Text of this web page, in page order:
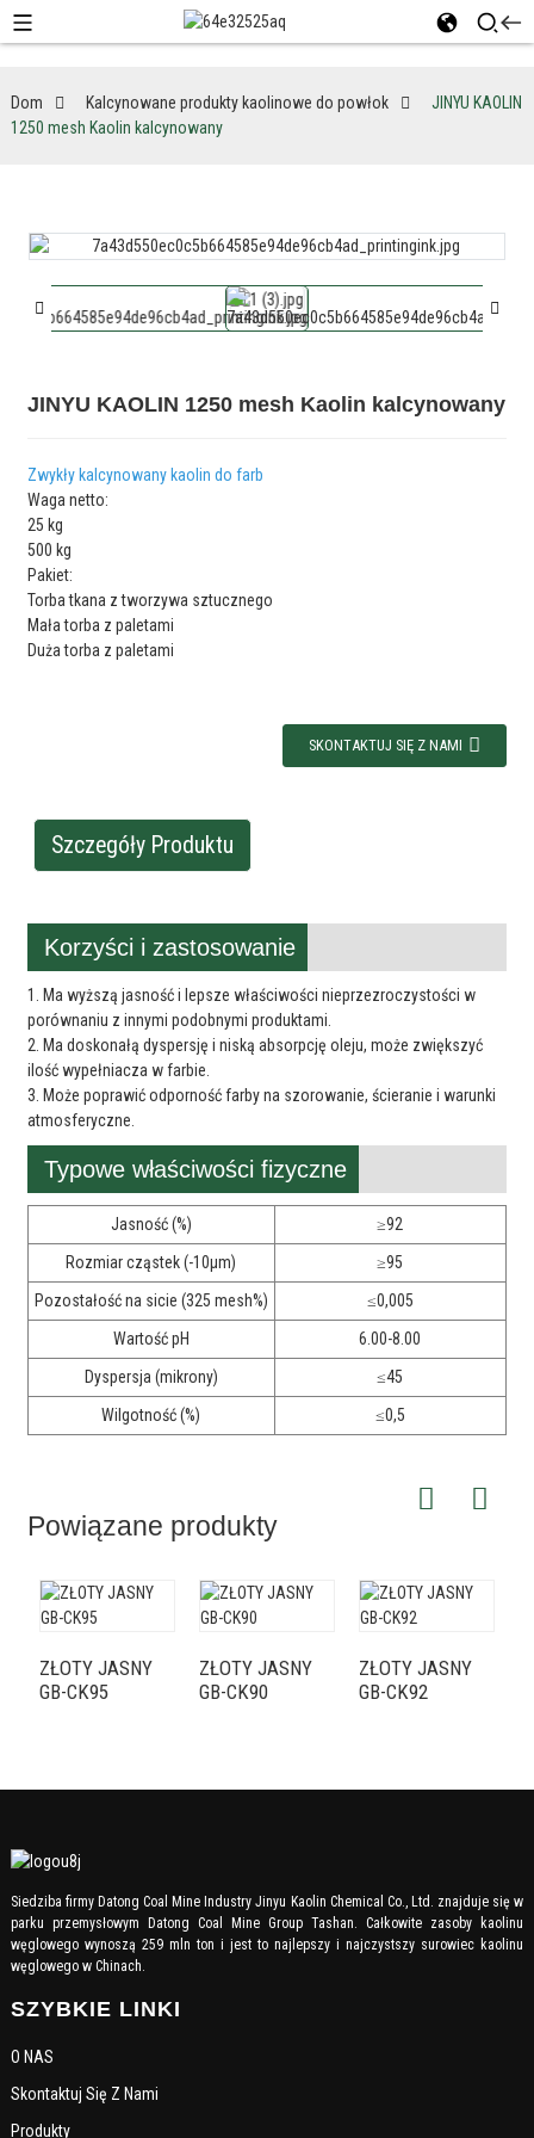
Dom Kalcynowane produkty kaolinowe do powłok
JINYU KAOLIN
1250 mesh Kaolin kalcynowany
JINYU KAOLIN 1250 mesh Kaolin kalcynowany
Zwykły kalcynowany kaolin do farb
Waga netto:
25 kg
500 kg
Pakiet:
Torba tkana z tworzywa sztucznego
Mała torba z paletami
Duża torba z paletami
SKONTAKTUJ SIĘ Z NAMI
Szczegóły Produktu
Korzyści i zastosowanie
1. Ma wyższą jasność i lepsze właściwości nieprzezroczystości w
porównaniu z innymi podobnymi produktami.
2. Ma doskonałą dyspersję i niską absorpcję oleju, może zwiększyć
ilość wypełniacza w farbie.
3. Może poprawić odporność farby na szorowanie, ścieranie i warunki
atmosferyczne.
Typowe właściwości fizyczne
Jasność (%)
≥92
Rozmiar cząstek (-10μm)
≥95
Pozostałość na sicie (325 mesh%)
≤0,005
Wartość pH
6.00-8.00
Dyspersja (mikrony)
≤45
Wilgotność (%)
≤0,5
Powiązane produkty
ZŁOTY JASNY
GB-CK95
ZŁOTY JASNY
GB-CK90
ZŁOTY JASNY
GB-CK92
Siedziba firmy Datong Coal Mine Industry Jinyu Kaolin Chemical Co., Ltd. znajduje się w
parku przemysłowym Datong Coal Mine Group Tashan. Całkowite zasoby kaolinu
węglowego wynoszą 259 mln ton i jest to najlepszy i najczystszy surowiec kaolinu
węglowego w Chinach.
SZYBKIE LINKI
O NAS
Skontaktuj Się Z Nami
Produkty